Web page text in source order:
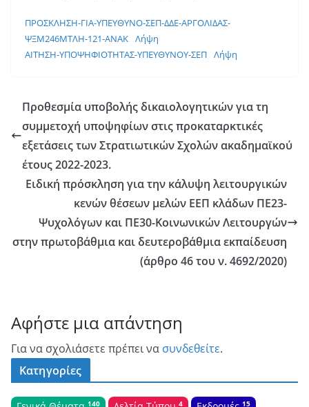
ΠΡΟΣΚΛΗΣΗ-ΓΙΑ-ΥΠΕΥΘΥΝΟ-ΣΕΠ-ΔΔΕ-ΑΡΓΟΛΙΔΑΣ-
ΨΞΜ246ΜΤΛΗ-121-ΑΝΑΚ Λήψη
ΑΙΤΗΣΗ-ΥΠΟΨΗΦΙΟΤΗΤΑΣ-ΥΠΕΥΘΥΝΟΥ-ΣΕΠ Λήψη
Προθεσμία υποβολής δικαιολογητικών για τη
συμμετοχή υποψηφίων στις προκαταρκτικές
εξετάσεις των Στρατιωτικών Σχολών ακαδημαϊκού
έτους 2022-2023.
Ειδική πρόσκληση για την κάλυψη λειτουργικών
κενών θέσεων μελών ΕΕΠ κλάδων ΠΕ23-
Ψυχολόγων και ΠΕ30-Κοινωνικών Λειτουργών
στην πρωτοβάθμια και δευτεροβάθμια εκπαίδευση
(άρθρο 46 του ν. 4692/2020)
Αφήστε μια απάντηση
Για να σχολιάσετε πρέπει να συνδεθείτε.
Κατηγορίες
140 4 15